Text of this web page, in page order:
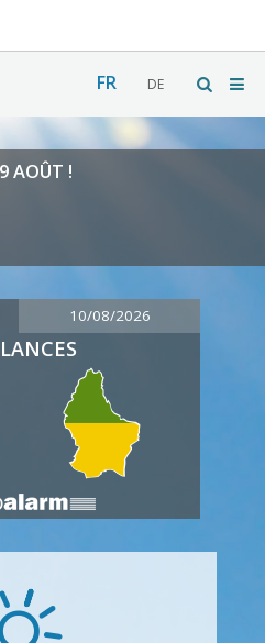
FR DE
AOÛT !
10/08/2026